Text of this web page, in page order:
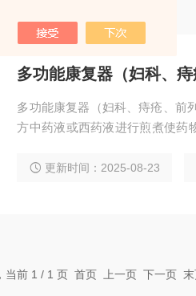
多功能康复器（妇科、
多功能康复器（妇科、痔疮、前
方中药液或西药液进行煎煮使药
汽薰蒸，温水坐浴，超声雾化
更新时间：2025-08-23
当前 1 / 1 页 首页 上一页 下一页